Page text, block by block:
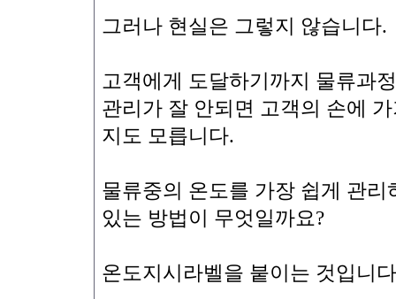
그러나 현실은 그렇지 않습니다.
고객에게 도달하기까지 물류과
관리가 잘 안되면 고객의 손에
지도 모릅니다.
물류중의 온도를 가장 쉽게 관
있는 방법이 무엇일까요?
온도지시라벨을 붙이는 것입니